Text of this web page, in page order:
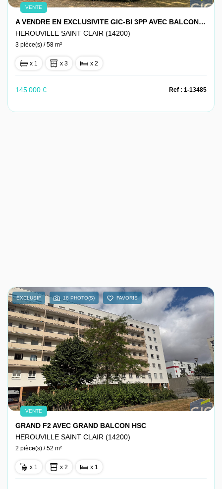
VENTE
A VENDRE EN EXCLUSIVITE GIC-BI 3PP AVEC BALCON TERRASSE HEROUVILLE GRAND DELLE
HEROUVILLE SAINT CLAIR (14200)
3 pièce(s) / 58 m²
x 1 x 3 x 2
145 000 € Ref : 1-13485
EXCLUSIF 18 PHOTO(S) FAVORIS
VENTE
GRAND F2 AVEC GRAND BALCON HSC
HEROUVILLE SAINT CLAIR (14200)
2 pièce(s) / 52 m²
x 1 x 2 x 1